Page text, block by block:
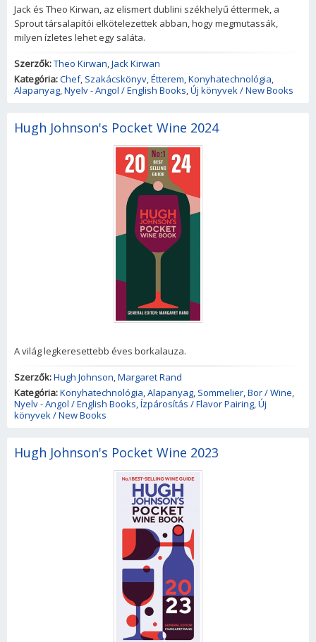
Jack és Theo Kirwan, az elismert dublini székhelyű éttermek, a
Sprout társalapítói elkötelezettek abban, hogy megmutassák,
milyen ízletes lehet egy saláta.
Szerzők:Theo Kirwan,Jack Kirwan
Kategória:Chef, Szakácskönyv,Étterem,Konyhatechnológia,
Alapanyag,Nyelv - Angol / English Books,Új könyvek / New Books
Hugh Johnson's Pocket Wine 2024
A világ legkeresettebb éves borkalauza.
Szerzők:Hugh Johnson,Margaret Rand
Kategória:Konyhatechnológia,Alapanyag, Sommelier,Bor / Wine,
Nyelv - Angol / English Books,Ízpárosítás / Flavor Pairing,Új
könyvek / New Books
Hugh Johnson's Pocket Wine 2023